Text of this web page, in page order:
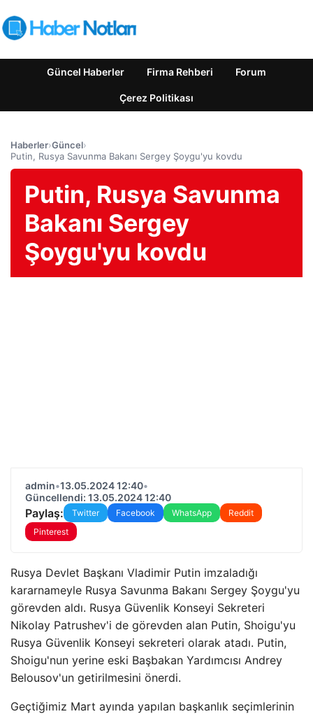
Güncel Haberler Firma Rehberi Forum
Çerez Politikası
Haberler›Güncel›
Putin, Rusya Savunma Bakanı Sergey Şoygu'yu kovdu
Putin, Rusya Savunma
Bakanı Sergey
Şoygu'yu kovdu
admin•13.05.2024 12:40•
Güncellendi: 13.05.2024 12:40
Paylaş: Twitter Facebook WhatsApp
Reddit
Pinterest
Rusya Devlet Başkanı Vladimir Putin imzaladığı
kararnameyle Rusya Savunma Bakanı Sergey Şoygu'yu
görevden aldı. Rusya Güvenlik Konseyi Sekreteri
Nikolay Patrushev'i de görevden alan Putin, Shoigu'yu
Rusya Güvenlik Konseyi sekreteri olarak atadı. Putin,
Shoigu'nun yerine eski Başbakan Yardımcısı Andrey
Belousov'un getirilmesini önerdi.
Geçtiğimiz Mart ayında yapılan başkanlık seçimlerinin